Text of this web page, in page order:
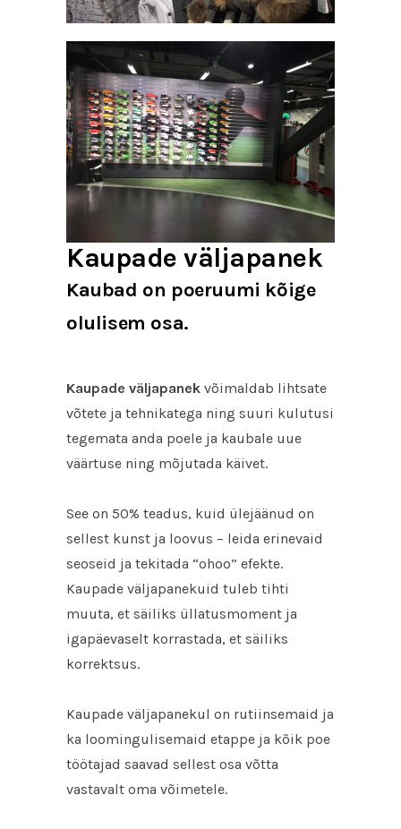
Kaupade väljapanek
Kaubad on poeruumi kõige
olulisem osa.
Kaupade väljapanek võimaldab lihtsate
võtete ja tehnikatega ning suuri kulutusi
tegemata anda poele ja kaubale uue
väärtuse ning mõjutada käivet.
See on 50% teadus, kuid ülejäänud on
sellest kunst ja loovus – leida erinevaid
seoseid ja tekitada “ohoo” efekte.
Kaupade väljapanekuid tuleb tihti
muuta, et säiliks üllatusmoment ja
igapäevaselt korrastada, et säiliks
korrektsus.
Kaupade väljapanekul on rutiinsemaid ja
ka loomingulisemaid etappe ja kõik poe
töötajad saavad sellest osa võtta
vastavalt oma võimetele.